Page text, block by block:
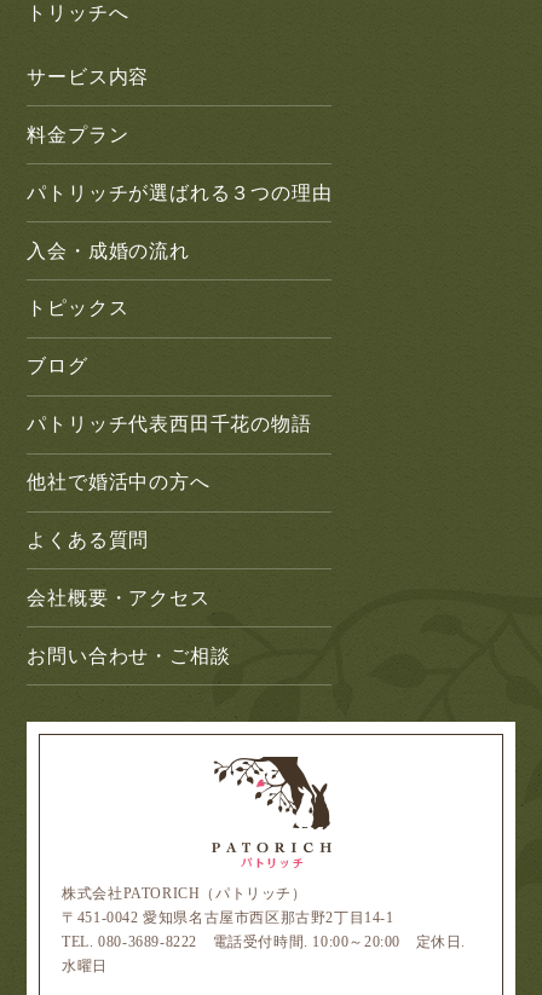
トリッチへ
サービス内容
料金プラン
パトリッチが選ばれる３つの理由
入会・成婚の流れ
トピックス
ブログ
パトリッチ代表西田千花の物語
他社で婚活中の方へ
よくある質問
会社概要・アクセス
お問い合わせ・ご相談
株式会社PATORICH（パトリッチ）
〒451-0042 愛知県名古屋市西区那古野2丁目14-1
TEL. 080-3689-8222 電話受付時間. 10:00～20:00 定休日.
水曜日